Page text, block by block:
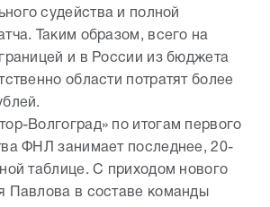
судейства и полной
Таким образом, всего на
и в России из бюджета
области потратят более
Волгоград» по итогам первого
ФНЛ занимает последнее, 20-
таблице. С приходом нового
Павлова в составе команды